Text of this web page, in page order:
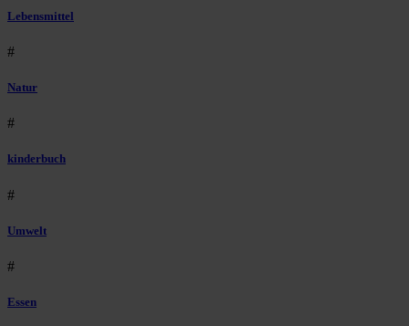
Lebensmittel
#
Natur
#
kinderbuch
#
Umwelt
#
Essen